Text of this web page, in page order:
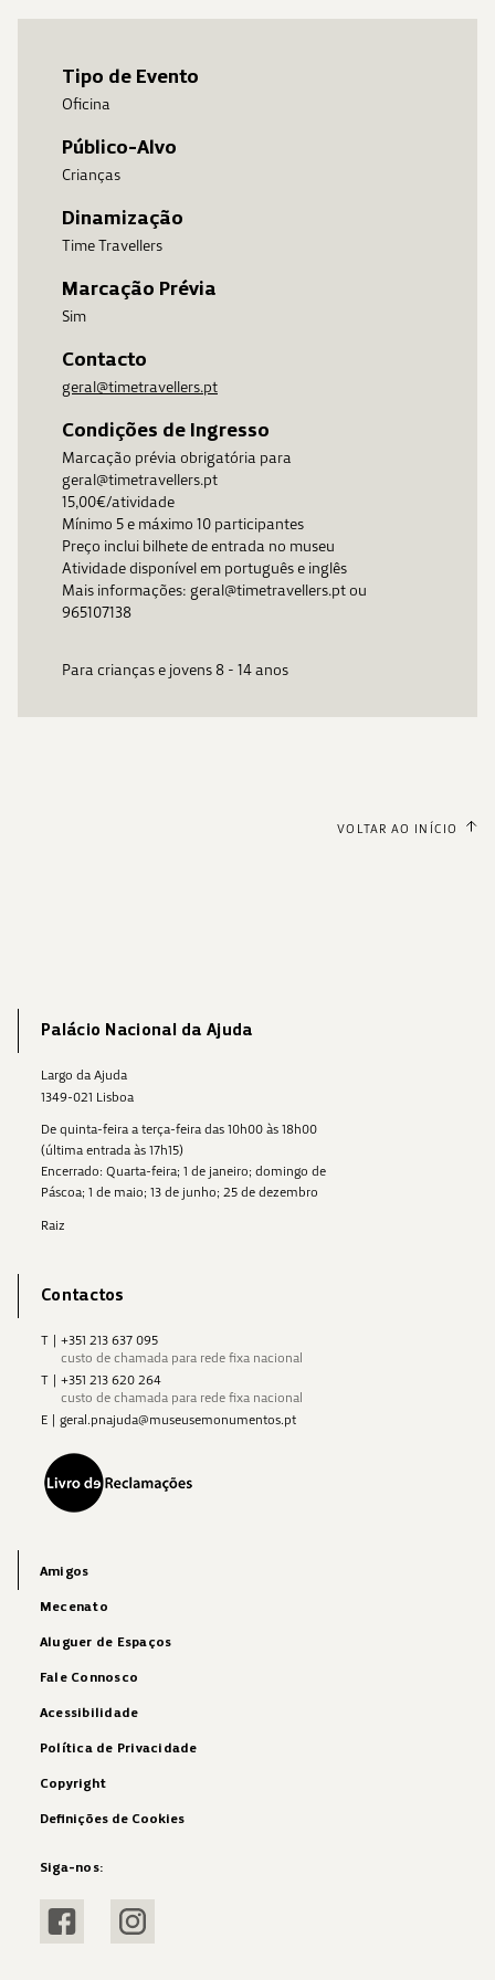
Tipo de Evento
Oficina
Público-Alvo
Crianças
Dinamização
Time Travellers
Marcação Prévia
Sim
Contacto
geral@timetravellers.pt
Condições de Ingresso
Marcação prévia obrigatória para
geral@timetravellers.pt
15,00€/atividade
Mínimo 5 e máximo 10 participantes
Preço inclui bilhete de entrada no museu
Atividade disponível em português e inglês
Mais informações: geral@timetravellers.pt ou
965107138
Para crianças e jovens 8 - 14 anos
VOLTAR AO INÍCIO
Palácio Nacional da Ajuda
Largo da Ajuda
1349-021 Lisboa
De quinta-feira a terça-feira das 10h00 às 18h00
(última entrada às 17h15)
Encerrado: Quarta-feira; 1 de janeiro; domingo de
Páscoa; 1 de maio; 13 de junho; 25 de dezembro
Raiz
Contactos
T
+351 213 637 095
custo de chamada para rede fixa nacional
T
+351 213 620 264
custo de chamada para rede fixa nacional
E
geral.pnajuda@museusemonumentos.pt
Amigos
Mecenato
Aluguer de Espaços
Fale Connosco
Acessibilidade
Política de Privacidade
Copyright
Definições de Cookies
Siga-nos:
Visitar FacebookVisitar Instagram